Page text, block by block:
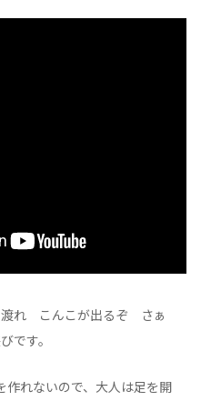
れ こんこが出るぞ さぁ
す。
作れないので、大人は足を開